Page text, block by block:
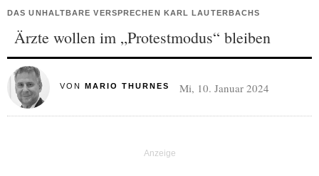
DAS UNHALTBARE VERSPRECHEN KARL LAUTERBACHS
Ärzte wollen im „Protestmodus“ bleiben
VON MARIO THURNES Mi, 10. Januar 2024